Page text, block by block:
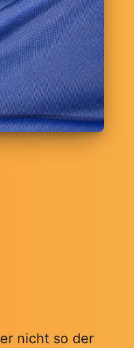
nicht so der